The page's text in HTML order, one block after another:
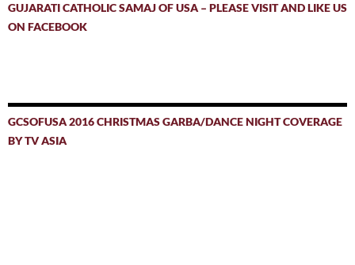
GUJARATI CATHOLIC SAMAJ OF USA – PLEASE VISIT AND LIKE US
ON FACEBOOK
GCSOFUSA 2016 CHRISTMAS GARBA/DANCE NIGHT COVERAGE
BY TV ASIA